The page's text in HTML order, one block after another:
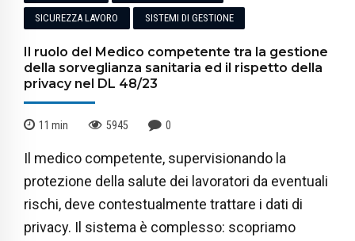
SICUREZZA LAVORO SISTEMI DI GESTIONE
Il ruolo del Medico competente tra la gestione
della sorveglianza sanitaria ed il rispetto della
privacy nel DL 48/23
11 min 5945 0
Il medico competente, supervisionando la
protezione della salute dei lavoratori da eventuali
rischi, deve contestualmente trattare i dati di
privacy. Il sistema è complesso: scopriamo